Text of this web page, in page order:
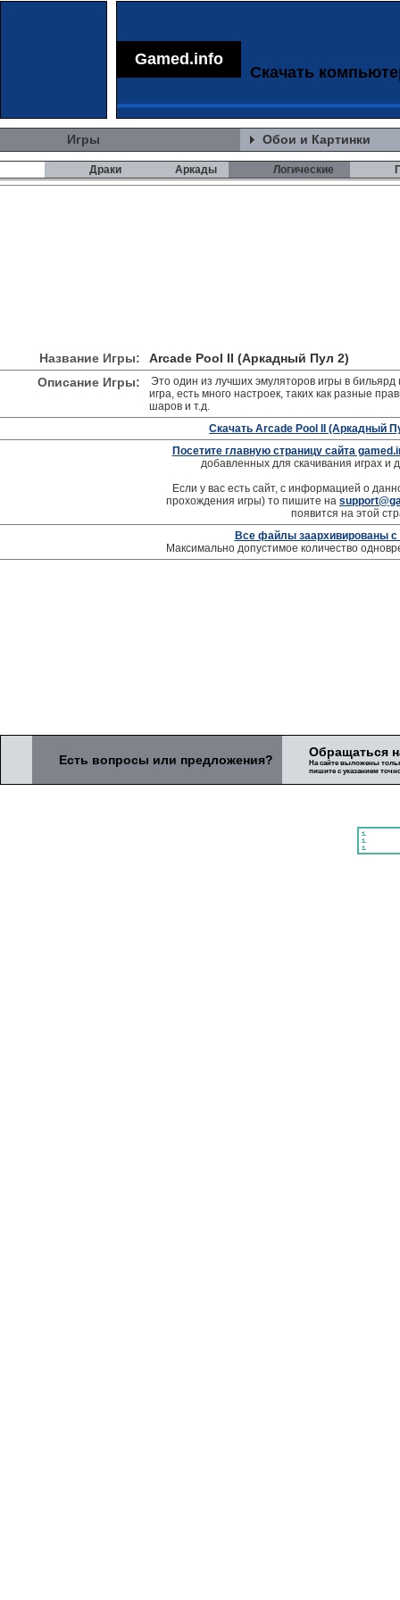
Gamed.info
Скачать
Игры Обои и Картинки
Драки Аркады Логические
Название Игры:
Arcade Pool II (Аркадный Пул 2)
Описание Игры:
Это один из лучших эмуляторов игры в
игра, есть много настроек, таких как разные
шаров и т.д.
Скачать Arcade Pool II (Аркадный
Посетите главную страницу сайта
добавленных для скачивания играх и
Если у вас есть сайт, с информацией о
прохождения игры) то пишите на
появится на этой
Все файлы заархивированы
Максимально допустимое количество
Есть вопросы или предложения?
Обращаться
На сайте выложены
пишите с указанием